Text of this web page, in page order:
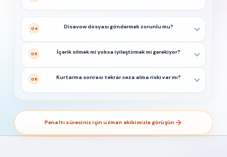
04 Disavow dosyası göndermek zorunlu mu?
05 İçerik silmek mi yoksa iyileştirmek mi gerekiyor?
06 Kurtarma sonrası tekrar ceza alma riski var mı?
Penaltı süreciniz için uzman ekibimizle görüşün